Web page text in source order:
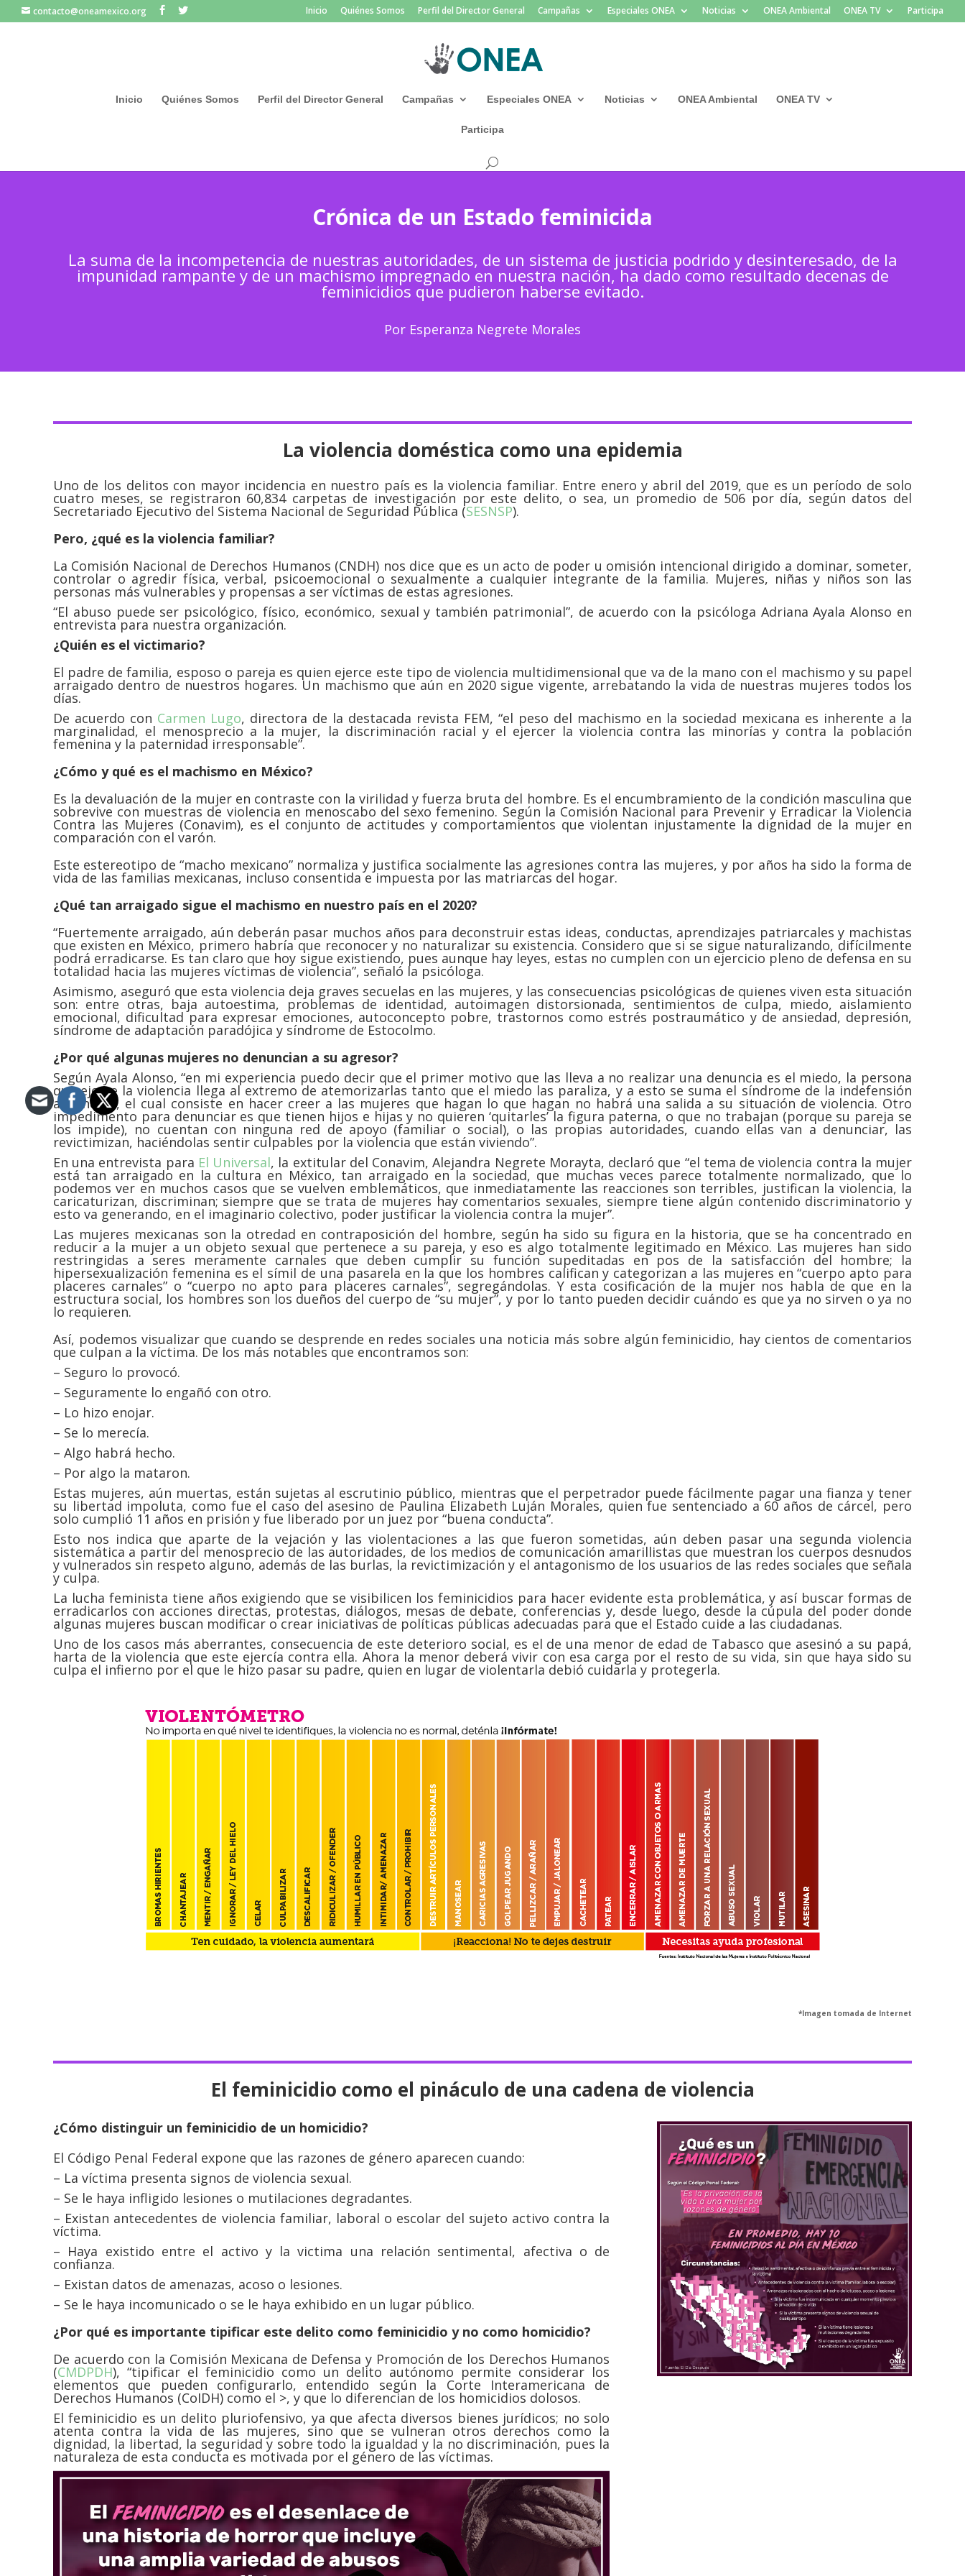
contacto@oneamexico.org Inicio Quiénes Somos Perfil del Director General Campañas Especiales ONEA Noticias ONEA Ambiental ONEA TV Participa
Inicio Quiénes Somos Perfil del Director General Campañas Especiales ONEA Noticias ONEA Ambiental ONEA TV
Participa
Crónica de un Estado feminicida
La suma de la incompetencia de nuestras autoridades, de un sistema de justicia podrido y desinteresado, de la
impunidad rampante y de un machismo impregnado en nuestra nación, ha dado como resultado decenas de
feminicidios que pudieron haberse evitado.
Por Esperanza Negrete Morales
La violencia doméstica como una epidemia
Uno de los delitos con mayor incidencia en nuestro país es la violencia familiar. Entre enero y abril del 2019, que es un período de solo
cuatro meses, se registraron 60,834 carpetas de investigación por este delito, o sea, un promedio de 506 por día, según datos del
Secretariado Ejecutivo del Sistema Nacional de Seguridad Pública (SESNSP).
Pero, ¿qué es la violencia familiar?
La Comisión Nacional de Derechos Humanos (CNDH) nos dice que es un acto de poder u omisión intencional dirigido a dominar, someter,
controlar o agredir física, verbal, psicoemocional o sexualmente a cualquier integrante de la familia. Mujeres, niñas y niños son las
personas más vulnerables y propensas a ser víctimas de estas agresiones.
“El abuso puede ser psicológico, físico, económico, sexual y también patrimonial”, de acuerdo con la psicóloga Adriana Ayala Alonso en
entrevista para nuestra organización.
¿Quién es el victimario?
El padre de familia, esposo o pareja es quien ejerce este tipo de violencia multidimensional que va de la mano con el machismo y su papel
arraigado dentro de nuestros hogares. Un machismo que aún en 2020 sigue vigente, arrebatando la vida de nuestras mujeres todos los
días.
De acuerdo con Carmen Lugo, directora de la destacada revista FEM, “el peso del machismo en la sociedad mexicana es inherente a la
marginalidad, el menosprecio a la mujer, la discriminación racial y el ejercer la violencia contra las minorías y contra la población
femenina y la paternidad irresponsable”.
¿Cómo y qué es el machismo en México?
Es la devaluación de la mujer en contraste con la virilidad y fuerza bruta del hombre. Es el encumbramiento de la condición masculina que
sobrevive con muestras de violencia en menoscabo del sexo femenino. Según la Comisión Nacional para Prevenir y Erradicar la Violencia
Contra las Mujeres (Conavim), es el conjunto de actitudes y comportamientos que violentan injustamente la dignidad de la mujer en
comparación con el varón.
Este estereotipo de “macho mexicano” normaliza y justifica socialmente las agresiones contra las mujeres, y por años ha sido la forma de
vida de las familias mexicanas, incluso consentida e impuesta por las matriarcas del hogar.
¿Qué tan arraigado sigue el machismo en nuestro país en el 2020?
“Fuertemente arraigado, aún deberán pasar muchos años para deconstruir estas ideas, conductas, aprendizajes patriarcales y machistas
que existen en México, primero habría que reconocer y no naturalizar su existencia. Considero que si se sigue naturalizando, difícilmente
podrá erradicarse. Es tan claro que hoy sigue existiendo, pues aunque hay leyes, estas no cumplen con un ejercicio pleno de defensa en su
totalidad hacia las mujeres víctimas de violencia”, señaló la psicóloga.
Asimismo, aseguró que esta violencia deja graves secuelas en las mujeres, y las consecuencias psicológicas de quienes viven esta situación
son: entre otras, baja autoestima, problemas de identidad, autoimagen distorsionada, sentimientos de culpa, miedo, aislamiento
emocional, dificultad para expresar emociones, autoconcepto pobre, trastornos como estrés postraumático y de ansiedad, depresión,
síndrome de adaptación paradójica y síndrome de Estocolmo.
¿Por qué algunas mujeres no denuncian a su agresor?
Según Ayala Alonso, “en mi experiencia puedo decir que el primer motivo que las lleva a no realizar una denuncia es el miedo, la persona
que ejerce la violencia llega al extremo de atemorizarlas tanto que el miedo las paraliza, y a esto se suma el síndrome de la indefensión
aprendida, el cual consiste en hacer creer a las mujeres que hagan lo que hagan no habrá una salida a su situación de violencia. Otro
impedimento para denunciar es que tienen hijos e hijas y no quieren ‘quitarles’ la figura paterna, o que no trabajan (porque su pareja se
los impide), no cuentan con ninguna red de apoyo (familiar o social), o las propias autoridades, cuando ellas van a denunciar, las
revictimizan, haciéndolas sentir culpables por la violencia que están viviendo”.
En una entrevista para El Universal, la extitular del Conavim, Alejandra Negrete Morayta, declaró que “el tema de violencia contra la mujer
está tan arraigado en la cultura en México, tan arraigado en la sociedad, que muchas veces parece totalmente normalizado, que lo
podemos ver en muchos casos que se vuelven emblemáticos, que inmediatamente las reacciones son terribles, justifican la violencia, la
caricaturizan, discriminan; siempre que se trata de mujeres hay comentarios sexuales, siempre tiene algún contenido discriminatorio y
esto va generando, en el imaginario colectivo, poder justificar la violencia contra la mujer”.
Las mujeres mexicanas son la otredad en contraposición del hombre, según ha sido su figura en la historia, que se ha concentrado en
reducir a la mujer a un objeto sexual que pertenece a su pareja, y eso es algo totalmente legitimado en México. Las mujeres han sido
restringidas a seres meramente carnales que deben cumplir su función supeditadas en pos de la satisfacción del hombre; la
hipersexualización femenina es el símil de una pasarela en la que los hombres califican y categorizan a las mujeres en “cuerpo apto para
placeres carnales” o “cuerpo no apto para placeres carnales”, segregándolas. Y esta cosificación de la mujer nos habla de que en la
estructura social, los hombres son los dueños del cuerpo de “su mujer”, y por lo tanto pueden decidir cuándo es que ya no sirven o ya no
lo requieren.
Así, podemos visualizar que cuando se desprende en redes sociales una noticia más sobre algún feminicidio, hay cientos de comentarios
que culpan a la víctima. De los más notables que encontramos son:
– Seguro lo provocó.
– Seguramente lo engañó con otro.
– Lo hizo enojar.
– Se lo merecía.
– Algo habrá hecho.
– Por algo la mataron.
Estas mujeres, aún muertas, están sujetas al escrutinio público, mientras que el perpetrador puede fácilmente pagar una fianza y tener
su libertad impoluta, como fue el caso del asesino de Paulina Elizabeth Luján Morales, quien fue sentenciado a 60 años de cárcel, pero
solo cumplió 11 años en prisión y fue liberado por un juez por “buena conducta”.
Esto nos indica que aparte de la vejación y las violentaciones a las que fueron sometidas, aún deben pasar una segunda violencia
sistemática a partir del menosprecio de las autoridades, de los medios de comunicación amarillistas que muestran los cuerpos desnudos
y vulnerados sin respeto alguno, además de las burlas, la revictimización y el antagonismo de los usuarios de las redes sociales que señala
y culpa.
La lucha feminista tiene años exigiendo que se visibilicen los feminicidios para hacer evidente esta problemática, y así buscar formas de
erradicarlos con acciones directas, protestas, diálogos, mesas de debate, conferencias y, desde luego, desde la cúpula del poder donde
algunas mujeres buscan modificar o crear iniciativas de políticas públicas adecuadas para que el Estado cuide a las ciudadanas.
Uno de los casos más aberrantes, consecuencia de este deterioro social, es el de una menor de edad de Tabasco que asesinó a su papá,
harta de la violencia que este ejercía contra ella. Ahora la menor deberá vivir con esa carga por el resto de su vida, sin que haya sido su
culpa el infierno por el que le hizo pasar su padre, quien en lugar de violentarla debió cuidarla y protegerla.
*Imagen tomada de Internet
El feminicidio como el pináculo de una cadena de violencia
¿Cómo distinguir un feminicidio de un homicidio?
El Código Penal Federal expone que las razones de género aparecen cuando:
– La víctima presenta signos de violencia sexual.
– Se le haya infligido lesiones o mutilaciones degradantes.
– Existan antecedentes de violencia familiar, laboral o escolar del sujeto activo contra la
víctima.
– Haya existido entre el activo y la victima una relación sentimental, afectiva o de
confianza.
– Existan datos de amenazas, acoso o lesiones.
– Se le haya incomunicado o se le haya exhibido en un lugar público.
¿Por qué es importante tipificar este delito como feminicidio y no como homicidio?
De acuerdo con la Comisión Mexicana de Defensa y Promoción de los Derechos Humanos
(CMDPDH), “tipificar el feminicidio como un delito autónomo permite considerar los
elementos que pueden configurarlo, entendido según la Corte Interamericana de
Derechos Humanos (CoIDH) como el >, y que lo diferencian de los homicidios dolosos.
El feminicidio es un delito pluriofensivo, ya que afecta diversos bienes jurídicos; no solo
atenta contra la vida de las mujeres, sino que se vulneran otros derechos como la
dignidad, la libertad, la seguridad y sobre todo la igualdad y la no discriminación, pues la
naturaleza de esta conducta es motivada por el género de las víctimas.